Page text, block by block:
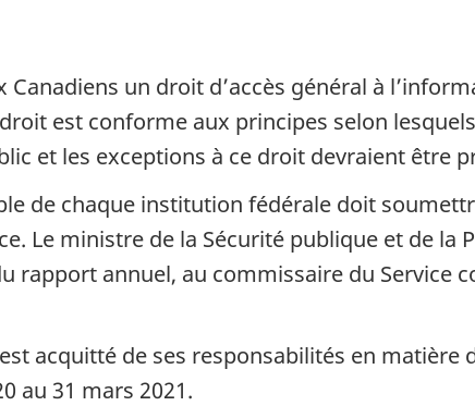
Canadiens un droit d’accès général à
est conforme aux principes selon
et les exceptions à ce droit devraient être
de chaque institution fédérale doit
Le ministre de la Sécurité publique et de la
rapport annuel, au commissaire du Service
est acquitté de ses responsabilités en matière
au 31 mars 2021.